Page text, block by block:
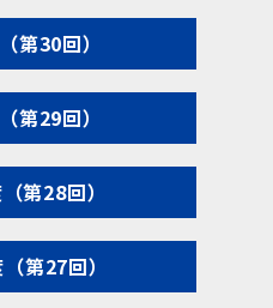
第30回）
第29回）
第28回）
第27回）